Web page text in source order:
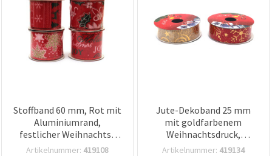
Stoffband 60 mm, Rot mit
Aluminiumrand,
festlicher Weihnachts-
Glitzerdruck, gemischt –
Artikelnummer: 419108
Jute-Dekoband 25 mm
mit goldfarbenem
Weihnachtsdruck,
gemischte Motive – 2,70
Artikelnummer: 419134